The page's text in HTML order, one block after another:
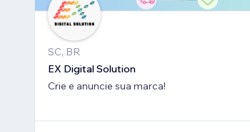
SC, BR
EX Digital Solution
Crie e anuncie sua marca!